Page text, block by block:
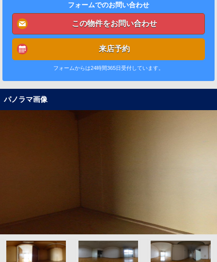
フォームでのお問い合わせ
この物件をお問い合わせ
来店予約
フォームからは24時間365日受付しています。
パノラマ画像